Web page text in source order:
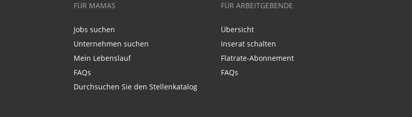
FÜR MAMAS
Jobs suchen
Unternehmen suchen
Mein Lebenslauf
FAQs
Durchsuchen Sie den Stellenkatalog
FÜR ARBEITGEBENDE
Übersicht
Inserat schalten
Flatrate-Abonnement
FAQs